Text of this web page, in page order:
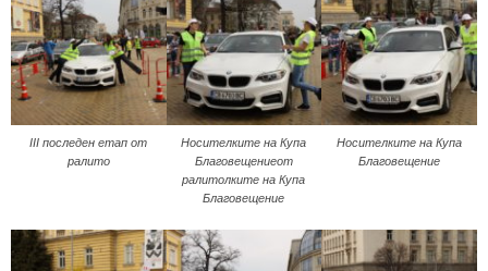
III последен етап от
ралито
Носителките на Купа
Благовещениеот
ралитолките на Купа
Благовещение
Носителките на Купа
Благовещение